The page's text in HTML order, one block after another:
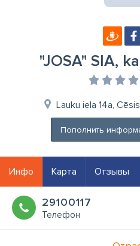
"JOSA" SIA,
Lauku iela 14a,
Пополнить
Инфо Карта Отзывы
29100117
Телефон